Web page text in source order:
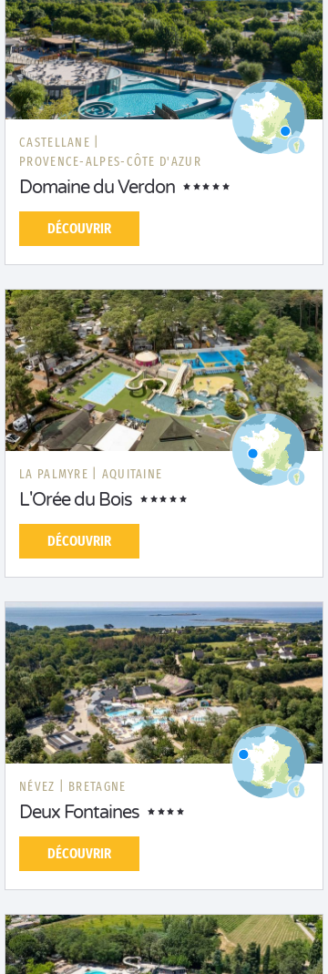
CASTELLANE |
PROVENCE-ALPES-CÔTE D'AZUR
Domaine du Verdon
DÉCOUVRIR
LA PALMYRE | AQUITAINE
L'Orée du Bois
DÉCOUVRIR
NÉVEZ | BRETAGNE
Deux Fontaines
DÉCOUVRIR